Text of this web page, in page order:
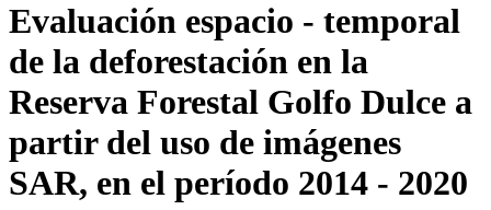
Evaluación espacio - temporal
de la deforestación en la
Reserva Forestal Golfo Dulce a
partir del uso de imágenes
SAR, en el período 2014 - 2020